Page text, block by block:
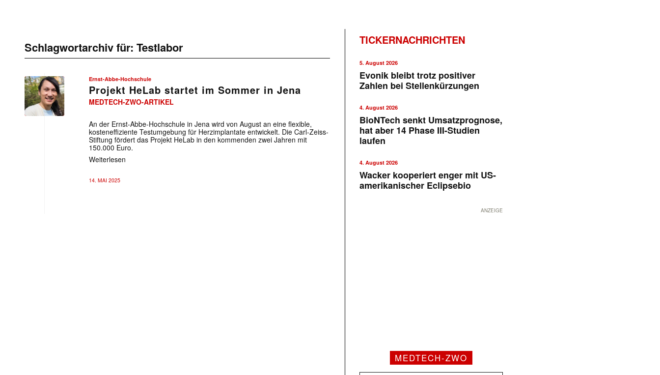
Schlagwortarchiv für: Testlabor
Ernst-Abbe-Hochschule
Projekt HeLab startet im Sommer in Jena
MEDTECH-ZWO-ARTIKEL
An der Ernst-Abbe-Hochschule in Jena wird von August an eine flexible,
kosteneffiziente Testumgebung für Herzimplantate entwickelt. Die Carl-Zeiss-
Stiftung fördert das Projekt HeLab in den kommenden zwei Jahren mit
150.000 Euro.
Weiterlesen
14. MAI 2025
TICKERNACHRICHTEN
5. August 2026
Evonik bleibt trotz positiver
Zahlen bei Stellenkürzungen
4. August 2026
BioNTech senkt Umsatzprognose,
hat aber 14 Phase III-Studien
laufen
4. August 2026
Wacker kooperiert enger mit US-
amerikanischer Eclipsebio
ANZEIGE
MEDTECH-ZWO